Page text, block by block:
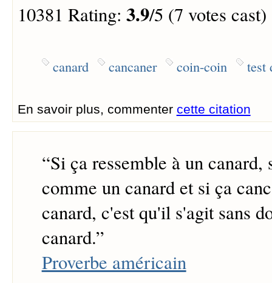
10381 Rating: 3.9/5 (7 votes cast)
canard cancaner coin-coin test
En savoir plus, commenter cette citation
“Si ça ressemble à un canard,
comme un canard et si ça
canard, c'est qu'il s'agit sans
canard.”
Proverbe américain